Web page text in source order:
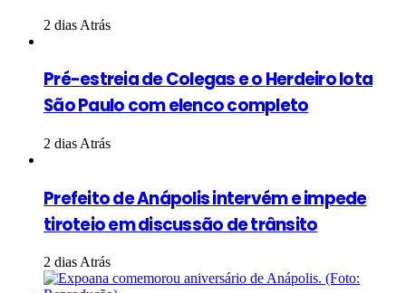
2 dias Atrás
Pré-estreia de Colegas e o Herdeiro lota
São Paulo com elenco completo
2 dias Atrás
Prefeito de Anápolis intervém e impede
tiroteio em discussão de trânsito
2 dias Atrás